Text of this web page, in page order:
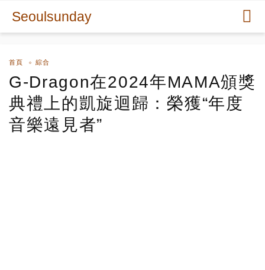
Seoulsunday
首頁 綜合
G-Dragon在2024年MAMA頒獎
典禮上的凱旋迴歸：榮獲“年度
音樂遠見者”